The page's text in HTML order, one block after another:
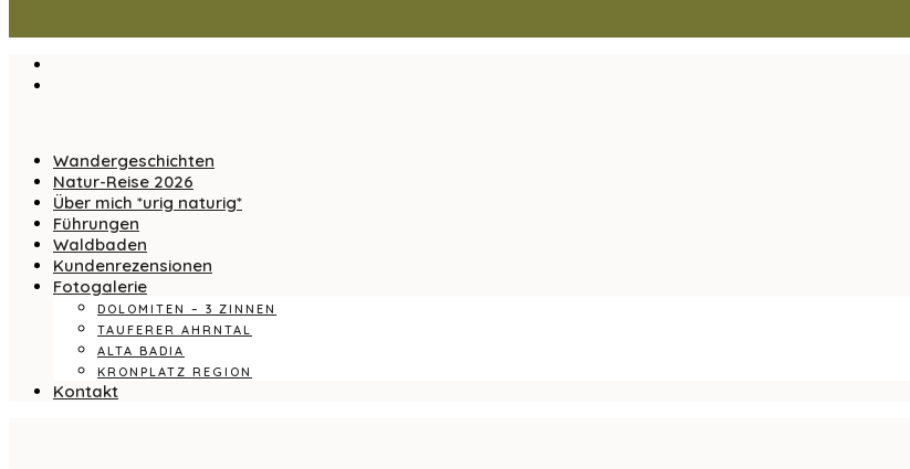
Wandergeschichten
Natur-Reise 2026
Über mich *urig naturig*
Führungen
Waldbaden
Kundenrezensionen
Fotogalerie
DOLOMITEN – 3 ZINNEN
TAUFERER AHRNTAL
ALTA BADIA
KRONPLATZ REGION
Kontakt